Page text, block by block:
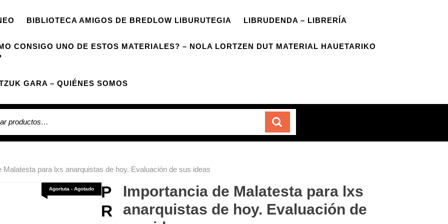
BIBLIOTECA AMIGOS DE BREDLOW LIBURUTEGIA LIBRUDENDA – LIBRERÍA
CONSIGO UNO DE ESTOS MATERIALES? – NOLA LORTZEN DUT MATERIAL HAUETARIKO
GARA – QUIÉNES SOMOS
Malatesta para lxs anarquistas de hoy. Evaluación de sus ideas
Agortuta - Agotado
Importancia de Malatesta para lxs
anarquistas de hoy. Evaluación de
P
R